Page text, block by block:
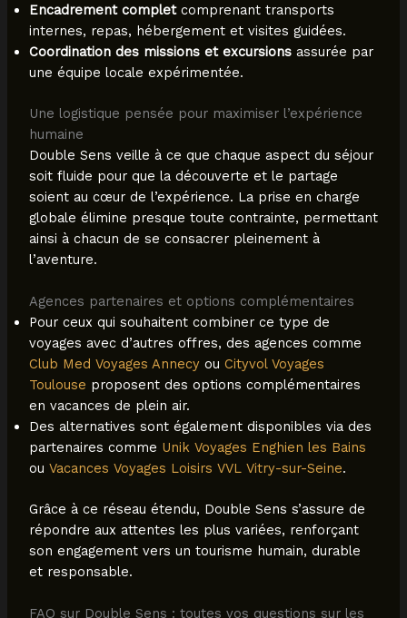
Encadrement completcomprenant transports
internes, repas, hébergement et visites guidées.
Coordination des missions et excursionsassurée par
une équipe locale expérimentée.
Une logistique pensée pour maximiser l’expérience
humaine
Double Sens veille à ce que chaque aspect du séjour
soit fluide pour que la découverte et le partage
soient au cœur de l’expérience. La prise en charge
globale élimine presque toute contrainte, permettant
ainsi à chacun de se consacrer pleinement à
l’aventure.
Agences partenaires et options complémentaires
Pour ceux qui souhaitent combiner ce type de
voyages avec d’autres offres, des agences comme
Club Med Voyages Annecyou Cityvol Voyages
Toulouse proposent des options complémentaires
en vacances de plein air.
Des alternatives sont également disponibles via des
partenaires comme Unik Voyages Enghien les Bains
ou Vacances Voyages Loisirs VVL Vitry-sur-Seine.
Grâce à ce réseau étendu, Double Sens s’assure de
répondre aux attentes les plus variées, renforçant
son engagement vers un tourisme humain, durable
et responsable.
FAQ sur Double Sens : toutes vos questions sur les